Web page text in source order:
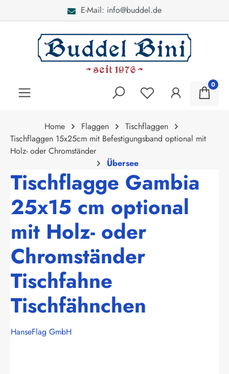
E-Mail: info@buddel.de
0
Home Flaggen
Tischflaggen
Tischflaggen 15x25cm mit Befestigungsband optional mit
Holz- oder Chromständer
Übersee
Tischflagge Gambia
25x15 cm optional
mit Holz- oder
Chromständer
Tischfahne
Tischfähnchen
HanseFlag GmbH